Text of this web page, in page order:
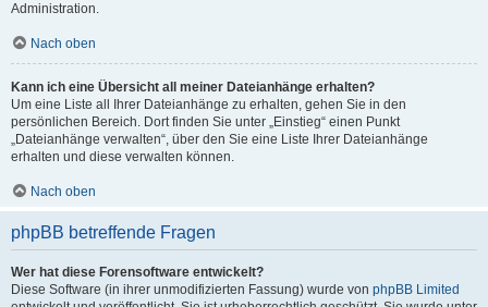
Administration.
Nach oben
Kann ich eine Übersicht all meiner Dateianhänge erhalten?
Um eine Liste all Ihrer Dateianhänge zu erhalten, gehen Sie in den
persönlichen Bereich. Dort finden Sie unter „Einstieg“ einen Punkt
„Dateianhänge verwalten“, über den Sie eine Liste Ihrer Dateianhänge
erhalten und diese verwalten können.
Nach oben
phpBB betreffende Fragen
Wer hat diese Forensoftware entwickelt?
Diese Software (in ihrer unmodifizierten Fassung) wurde von phpBB Limited